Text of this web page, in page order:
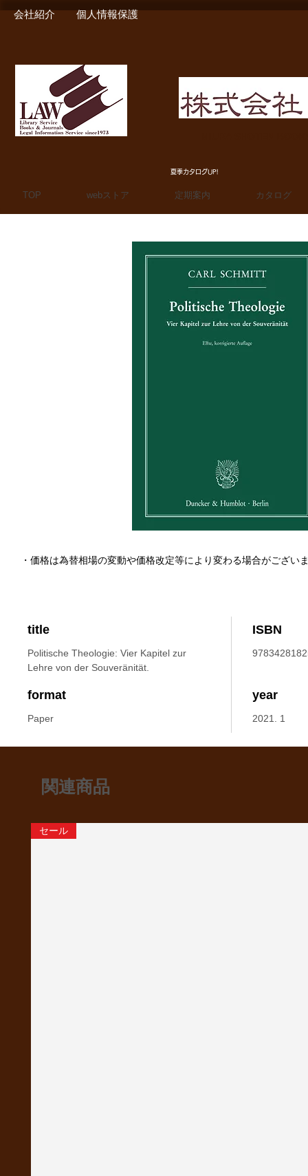
会社紹介 個人情報保護
夏季カタログUP!
TOP webストア 定期案内 カタログ
title
Politische Theologie: Vier Kapitel zur
Lehre von der Souveränität.
ISBN
format
Paper
year
2021. 1
・価格は為替相場の変動や価格改定等により変わる場合がござい
関連商品
セール